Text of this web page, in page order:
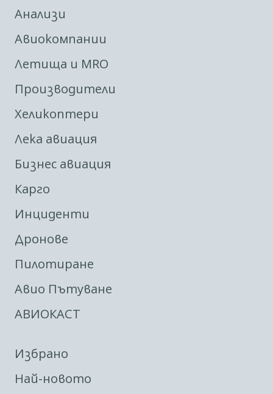
Анализи
Авиокомпании
Летища и MRO
Производители
Хеликоптери
Лека авиация
Бизнес авиация
Карго
Инциденти
Дронове
Пилотиране
Авио Пътуване
АВИОКАСТ
Избрано
Най-новото